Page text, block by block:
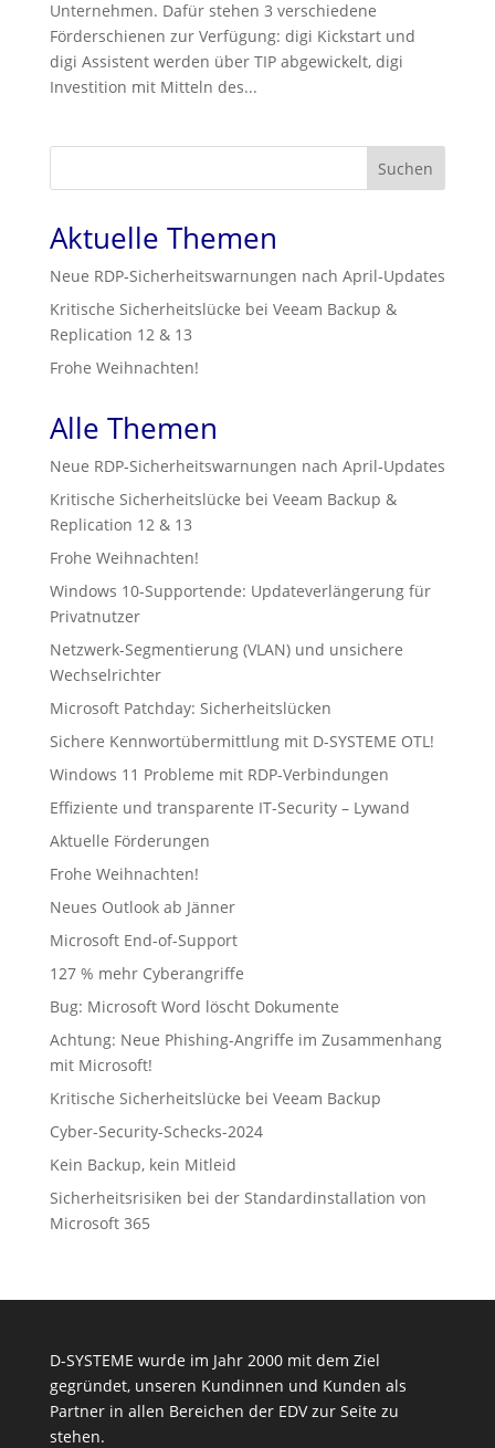
Unternehmen. Dafür stehen 3 verschiedene
Förderschienen zur Verfügung: digi Kickstart und
digi Assistent werden über TIP abgewickelt, digi
Investition mit Mitteln des...
Suchen
Aktuelle Themen
Neue RDP‑Sicherheitswarnungen nach April‑Updates
Kritische Sicherheitslücke bei Veeam Backup &
Replication 12 & 13
Frohe Weihnachten!
Alle Themen
Neue RDP‑Sicherheitswarnungen nach April‑Updates
Kritische Sicherheitslücke bei Veeam Backup &
Replication 12 & 13
Frohe Weihnachten!
Windows 10-Supportende: Updateverlängerung für
Privatnutzer
Netzwerk-Segmentierung (VLAN) und unsichere
Wechselrichter
Microsoft Patchday: Sicherheitslücken
Sichere Kennwortübermittlung mit D-SYSTEME OTL!
Windows 11 Probleme mit RDP-Verbindungen
Effiziente und transparente IT-Security – Lywand
Aktuelle Förderungen
Frohe Weihnachten!
Neues Outlook ab Jänner
Microsoft End-of-Support
127 % mehr Cyberangriffe
Bug: Microsoft Word löscht Dokumente
Achtung: Neue Phishing-Angriffe im Zusammenhang
mit Microsoft!
Kritische Sicherheitslücke bei Veeam Backup
Cyber-Security-Schecks-2024
Kein Backup, kein Mitleid
Sicherheitsrisiken bei der Standardinstallation von
Microsoft 365
D-SYSTEME wurde im Jahr 2000 mit dem Ziel
gegründet, unseren Kundinnen und Kunden als
Partner in allen Bereichen der EDV zur Seite zu
stehen.